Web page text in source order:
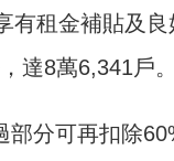
有租金補貼及
達8萬6,341戶。
分可再扣除